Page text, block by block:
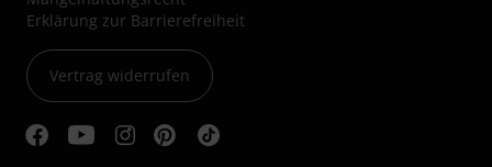
Erklärung zur Barrierefreiheit
Vertrag widerrufen